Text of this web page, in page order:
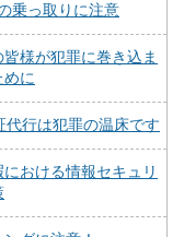
乗っ取りに注意
様が犯罪に巻き込ま
に
代行は犯罪の温床です
おける情報セキュリ